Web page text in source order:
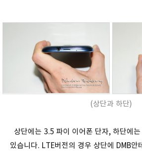
(상단과 하단)
상단에는 3.5 파이 이어폰 단자, 하단에
있습니다. LTE버전의 경우 상단에 DMB안